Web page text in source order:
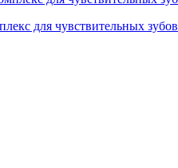
для чувствительных зубов